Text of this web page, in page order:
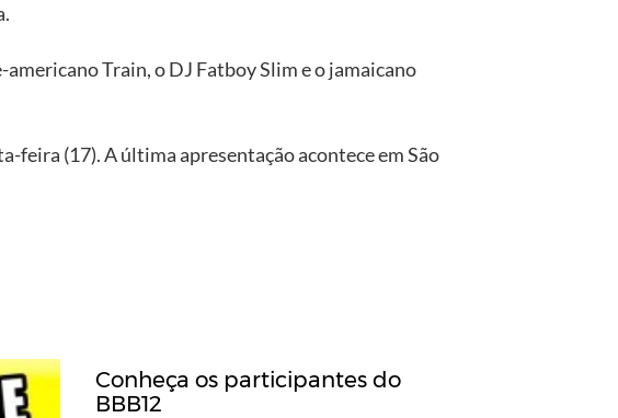
Train, o DJ Fatboy Slim e o jamaicano
feira (17). A última apresentação acontece em São
Conheça os participantes do
BBB12